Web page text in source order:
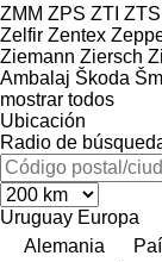
ZMM ZPS ZTI ZTS
Zelfir Zentex
Ziemann Ziersch
Ambalaj Škoda
mostrar todos
Ubicación
Radio de
Uruguay Europa
Alemania